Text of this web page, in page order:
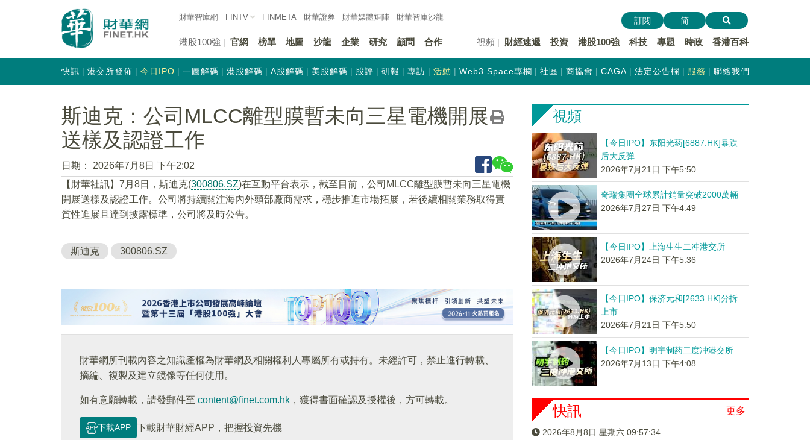
財華智庫網 FINTV FINMETA 財華證券 財華媒體矩陣 財華智庫沙龍
港股100強 官網 榜單 地圖 沙龍 企業 研究 顧問 合作 視頻 財經速遞 投資 港股100強 科技 專題 時政 香港百科
訂閱 简
快訊 港交所發佈 今日IPO 一圖解碼 港股解碼 A股解碼 美股解碼 股評 研報 專訪 活動 Web3 Space專欄 社區 商協會 CAGA 法定公告欄 服務 聯絡我們
斯迪克：公司MLCC離型膜暫未向三星電機開展
送樣及認證工作
日期：
2026年7月8日 下午2:02
【財華社訊】7月8日，斯迪克(300806.SZ)在互動平台表示，截至目前，公司MLCC離型膜暫未向三星電機
開展送樣及認證工作。公司將持續關注海內外頭部廠商需求，穩步推進市場拓展，若後續相關業務取得實
質性進展且達到披露標準，公司將及時公告。
斯迪克 300806.SZ
財華網所刊載內容之知識產權為財華網及相關權利人專屬所有或持有。未經許可，禁止進行轉載、
摘編、複製及建立鏡像等任何使用。
如有意願轉載，請發郵件至 content@finet.com.hk ，獲得書面確認及授權後，方可轉載。
下載APP
下載財華財經APP，把握投資先機
視頻
【今日IPO】东阳光药[6887.HK]暴跌
后大反弹
2026年7月21日 下午5:50
奇瑞集團全球累計銷量突破2000萬輛
2026年7月27日 下午4:49
【今日IPO】上海生生二冲港交所
2026年7月24日 下午5:36
【今日IPO】保济元和[2633.HK]分拆
上市
2026年7月21日 下午5:50
【今日IPO】明宇制药二度冲港交所
2026年7月13日 下午4:08
更多
快訊
2026年8月8日 星期六 09:57:34